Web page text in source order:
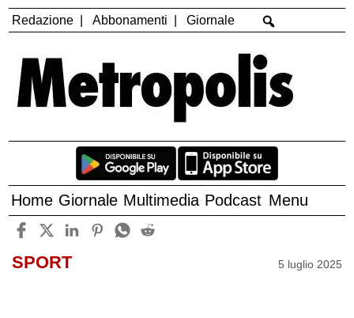
Redazione Abbonamenti Giornale
Home Giornale Multimedia Podcast Menu
SPORT 5 luglio 2025